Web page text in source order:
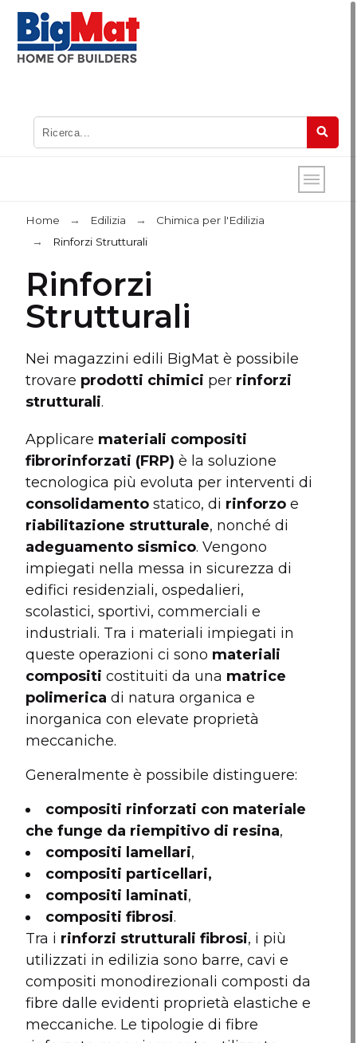
Home Edilizia
Chimica per l'Edilizia
Rinforzi Strutturali
Rinforzi
Strutturali
Nei magazzini edili BigMat è possibile
trovare prodotti chimici per rinforzi
strutturali.
Applicare materiali compositi
fibrorinforzati (FRP) è la soluzione
tecnologica più evoluta per interventi di
consolidamento statico, di rinforzo e
riabilitazione strutturale, nonché di
adeguamento sismico. Vengono
impiegati nella messa in sicurezza di
edifici residenziali, ospedalieri,
scolastici, sportivi, commerciali e
industriali. Tra i materiali impiegati in
queste operazioni ci sono materiali
compositi costituiti da una matrice
polimerica di natura organica e
inorganica con elevate proprietà
meccaniche.
Generalmente è possibile distinguere:
compositi rinforzati con materiale
che funge da riempitivo di resina,
compositi lamellari,
compositi particellari,
compositi laminati,
compositi fibrosi.
Tra i rinforzi strutturali fibrosi, i più
utilizzati in edilizia sono barre, cavi e
compositi monodirezionali composti da
fibre dalle evidenti proprietà elastiche e
meccaniche. Le tipologie di fibre